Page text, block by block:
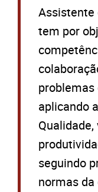
Assistente
tem por
problemas
aplicando
seguindo
normas da